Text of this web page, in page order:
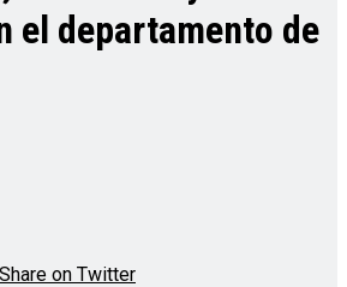
el departamento de
Share on Twitter